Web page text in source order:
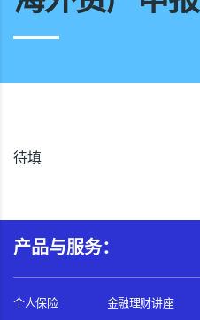
待填
产品与服务：
个人保险 金融理财讲座